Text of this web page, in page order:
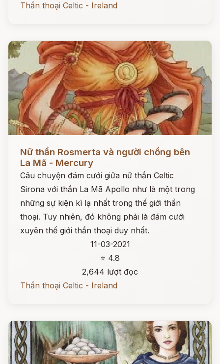
Thần thoại Celtic - Ireland
Nữ thần Rosmerta và người chồng bên
La Mã - Mercury
Câu chuyện đám cưới giữa nữ thần Celtic
Sirona với thần La Mã Apollo như là một trong
những sự kiện kì lạ nhất trong thế giới thần
thoại. Tuy nhiên, đó không phải là đám cưới
xuyên thế giới thần thoại duy nhất.
11-03-2021
⭐ 4.8
2,644 lượt đọc
Thần thoại Celtic - Ireland